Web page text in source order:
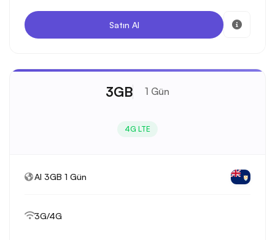
Satın Al
3GB 1 Gün
4G LTE
AI 3GB 1 Gün
3G/4G